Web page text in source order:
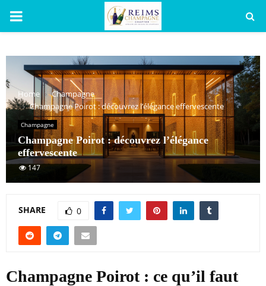
PRIMARY
Home
Champagne
Champagne Poirot : découvrez l’élégance effervescente
Champagne
Champagne Poirot : découvrez l’élégance
effervescente
147
SHARE 0
Champagne Poirot : ce qu’il faut